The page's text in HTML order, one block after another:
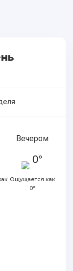
Вечером
0°
Ощущается как
0°